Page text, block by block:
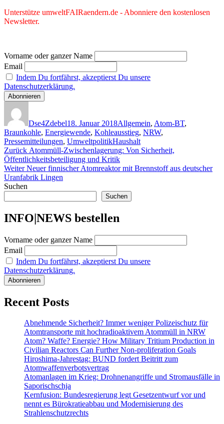
Unterstütze umweltFAIRaendern.de - Abonniere den kostenlosen
Newsletter.
Vorname oder ganzer Name
Email
Indem Du fortfährst, akzeptierst Du unsere
Datenschutzerklärung.
Dse4Zdebel18. Januar 2018Allgemein, Atom-BT,
Braunkohle, Energiewende, Kohleausstieg, NRW,
Pressemitteilungen, UmweltpolitikSchlagwörter
Haushalt
Beitragsnavigation
Zurück Vorheriger
Beitrag:
Atommüll-Zwischenlagerung: Von Sicherheit,
Öffentlichkeitsbeteiligung und Kritik
Weiter Nächster
Beitrag:
Neuer finnischer Atomreaktor mit Brennstoff aus deutscher
Uranfabrik Lingen
Suchen
Suchen
INFO|NEWS bestellen
Vorname oder ganzer Name
Email
Indem Du fortfährst, akzeptierst Du unsere
Datenschutzerklärung.
Recent Posts
Abnehmende Sicherheit? Immer weniger Polizeischutz für
Atomtransporte mit hochradioaktivem Atommüll in NRW
Atom? Waffe? Energie? How Military Tritium Production in
Civilian Reactors Can Further Non-proliferation Goals
Hiroshima-Jahrestag: BUND fordert Beitritt zum
Atomwaffenverbotsvertrag
Atomanlagen im Krieg: Drohnenangriffe und Stromausfälle in
Saporischschja
Kernfusion: Bundesregierung legt Gesetzentwurf vor und
nennt es Bürokratieabbau und Modernisierung des
Strahlenschutzrechts